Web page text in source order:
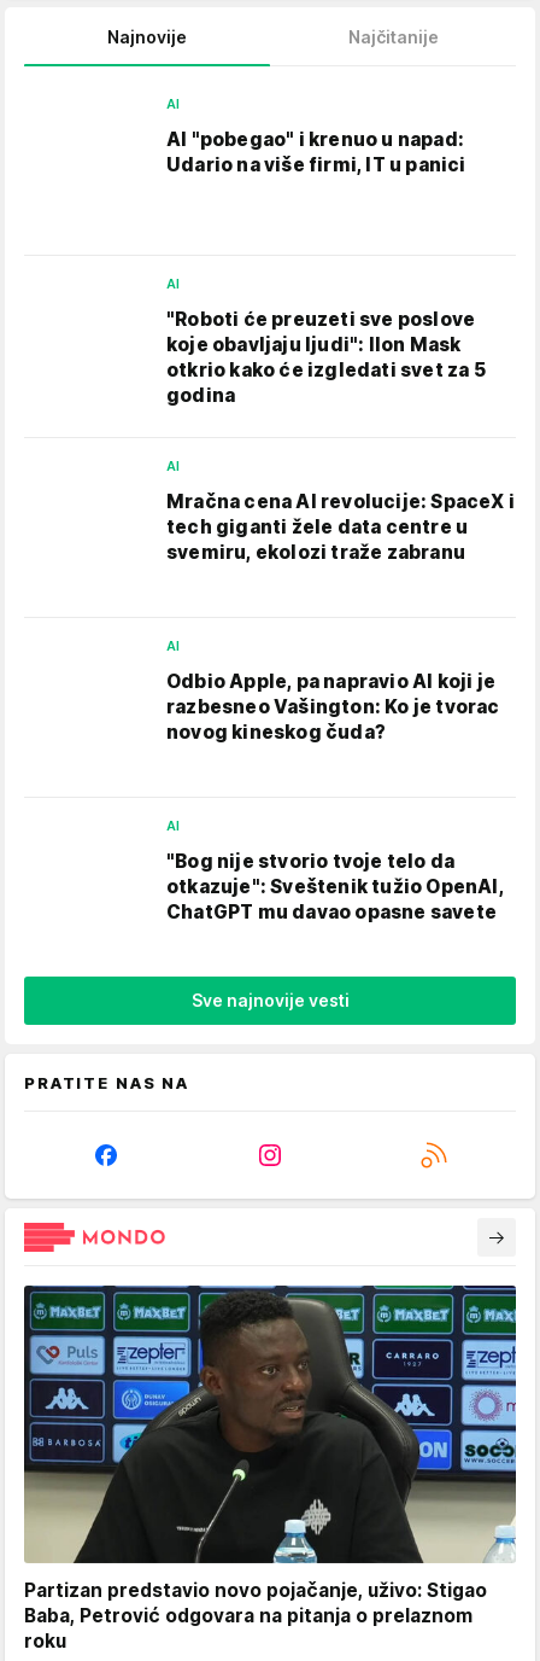
Najnovije Najčitanije
AI
AI "pobegao" i krenuo u napad:
Udario na više firmi, IT u panici
AI
"Roboti će preuzeti sve poslove
koje obavljaju ljudi": Ilon Mask
otkrio kako će izgledati svet za 5
godina
AI
Mračna cena AI revolucije: SpaceX i
tech giganti žele data centre u
svemiru, ekolozi traže zabranu
AI
Odbio Apple, pa napravio AI koji je
razbesneo Vašington: Ko je tvorac
novog kineskog čuda?
AI
"Bog nije stvorio tvoje telo da
otkazuje": Sveštenik tužio OpenAI,
ChatGPT mu davao opasne savete
Sve najnovije vesti
PRATITE NAS NA
Partizan predstavio novo pojačanje, uživo: Stigao
Baba, Petrović odgovara na pitanja o prelaznom
roku